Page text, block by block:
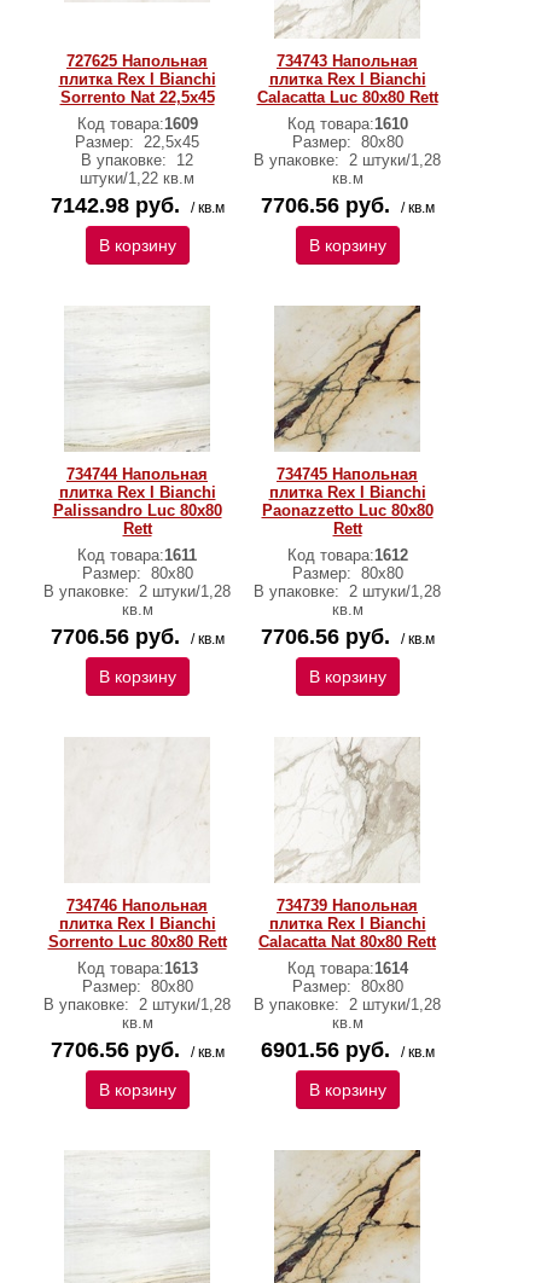
727625 Напольная
плитка Rex I Bianchi
Sorrento Nat 22,5x45
Код товара:1609
Размер: 22,5x45
В упаковке:
12
штуки/1,22 кв.м
7142.98 руб. / кв.м
В корзину
734743 Напольная
плитка Rex I Bianchi
Calacatta Luc 80x80 Rett
Код товара:1610
Размер: 80x80
В упаковке: 2 штуки/1,28
кв.м
7706.56 руб. / кв.м
В корзину
734744 Напольная
плитка Rex I Bianchi
Palissandro Luc 80x80
Rett
Код товара:1611
Размер: 80x80
В упаковке: 2 штуки/1,28
кв.м
7706.56 руб. / кв.м
В корзину
734745 Напольная
плитка Rex I Bianchi
Paonazzetto Luc 80x80
Rett
Код товара:1612
Размер: 80x80
В упаковке: 2 штуки/1,28
кв.м
7706.56 руб. / кв.м
В корзину
734746 Напольная
плитка Rex I Bianchi
Sorrento Luc 80x80 Rett
Код товара:1613
Размер: 80x80
В упаковке: 2 штуки/1,28
кв.м
7706.56 руб. / кв.м
В корзину
734739 Напольная
плитка Rex I Bianchi
Calacatta Nat 80x80 Rett
Код товара:1614
Размер: 80x80
В упаковке: 2 штуки/1,28
кв.м
6901.56 руб. / кв.м
В корзину